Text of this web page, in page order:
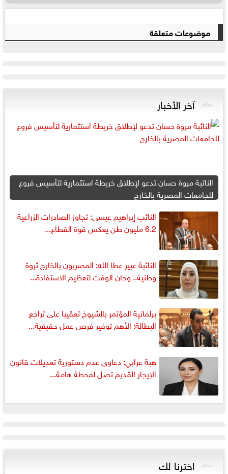
موضوعات متعلقة
آخر الأخبار
النائبة مروة حسان تدعو لإطلاق خريطة استثمارية لتأسيس فروع
للجامعات المصرية بالخارج
النائب إبراهيم عيسى: تجاوز الصادرات الزراعية
6.2 مليون طن يعكس قوة القطاع...
النائبة عبير عطا الله: المصريون بالخارج ثروة
وطنية.. وحان الوقت لتعظيم الاستفادة...
برلمانية المؤتمر بالشيوخ تعقيبا على تراجع
البطالة: الأهم توفير فرص عمل حقيقية...
هبة عرابي: دعاوى عدم دستورية تعديلات قانون
الإيجار القديم تصل لمحطة هامة...
اخترنا لك